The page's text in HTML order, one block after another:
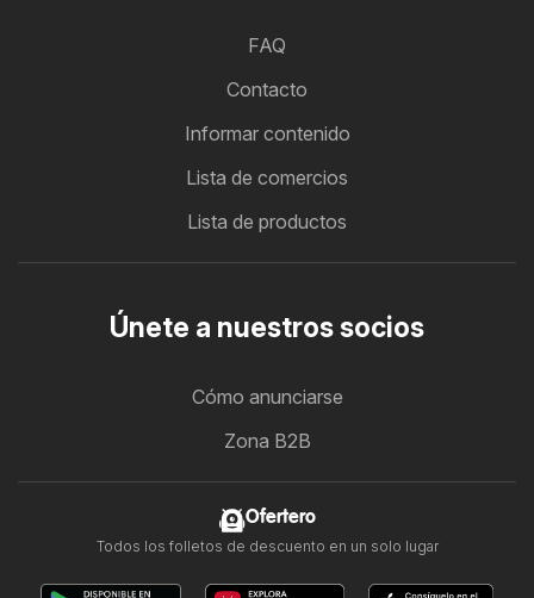
FAQ
Contacto
Informar contenido
Lista de comercios
Lista de productos
Únete a nuestros socios
Cómo anunciarse
Zona B2B
Ofertero
Todos los folletos de descuento en un solo lugar